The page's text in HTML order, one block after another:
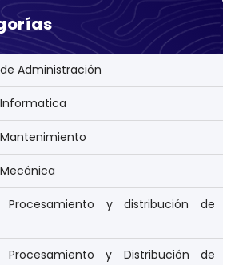
Administración
Procesamiento y distribución de
Procesamiento y Distribución de